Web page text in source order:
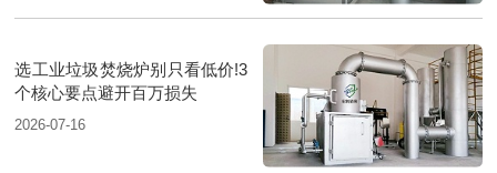
选工业垃圾焚烧炉别只看低价!3
个核心要点避开百万损失
2026-07-16